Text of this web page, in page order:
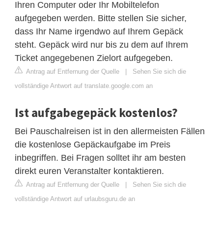
Ihren Computer oder Ihr Mobiltelefon
aufgegeben werden. Bitte stellen Sie sicher,
dass Ihr Name irgendwo auf Ihrem Gepäck
steht. Gepäck wird nur bis zu dem auf Ihrem
Ticket angegebenen Zielort aufgegeben.
Antrag auf Entfernung der Quelle | Sehen Sie sich die
vollständige Antwort auf translate.google.com an
Ist aufgabegepäck kostenlos?
Bei Pauschalreisen ist in den allermeisten Fällen
die kostenlose Gepäckaufgabe im Preis
inbegriffen. Bei Fragen solltet ihr am besten
direkt euren Veranstalter kontaktieren.
Antrag auf Entfernung der Quelle | Sehen Sie sich die
vollständige Antwort auf urlaubsguru.de an